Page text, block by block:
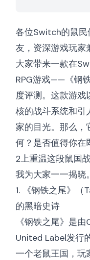
各位Switch的鼠民
友，资深游戏玩家
大家带来一款在
RPG游戏——《钢
度评测。这款游戏
核的战斗系统和引
家的目光。那么
何？是否值得你
2上重温这段鼠国
我为大家一一揭晓。
1. 《钢铁之尾》
的黑暗史诗
《钢铁之尾》是
United Label发行
一个老鼠王国，玩